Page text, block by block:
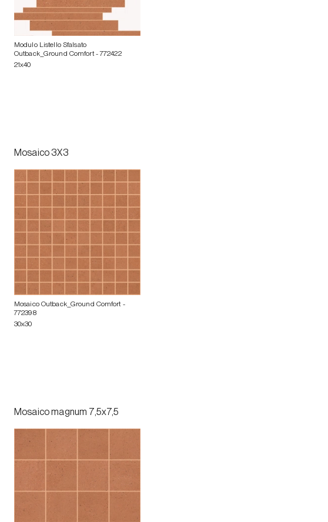
Modulo Listello Sfalsato
Outback_Ground Comfort- 772422
21x40
Mosaico 3X3
Mosaico Outback_Ground Comfort-
772398
30x30
Mosaico magnum 7,5x7,5